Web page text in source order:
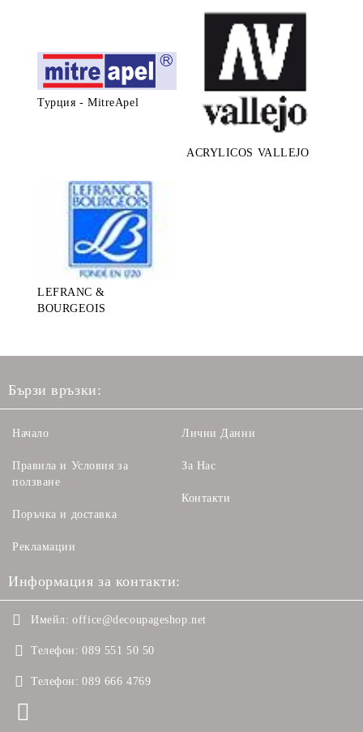
Турция - MitreApel
ACRYLICOS VALLEJO
LEFRANC &
BOURGEOIS
Бързи връзки:
Начало
Правила и Условия за
ползване
Поръчка и доставка
Рекламации
Лични Данни
За Нас
Контакти
Информация за контакти:
Имейл: office@decoupageshop.net
Телефон: 089 551 50 50
Телефон: 089 666 4769